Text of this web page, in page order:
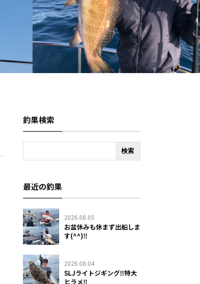
釣果検索
最近の釣果
2026.08.05
お盆休みも休まず出船しま
す(^^)‼️
2026.08.04
SLJライトジギング‼️特大
ヒラメ‼️